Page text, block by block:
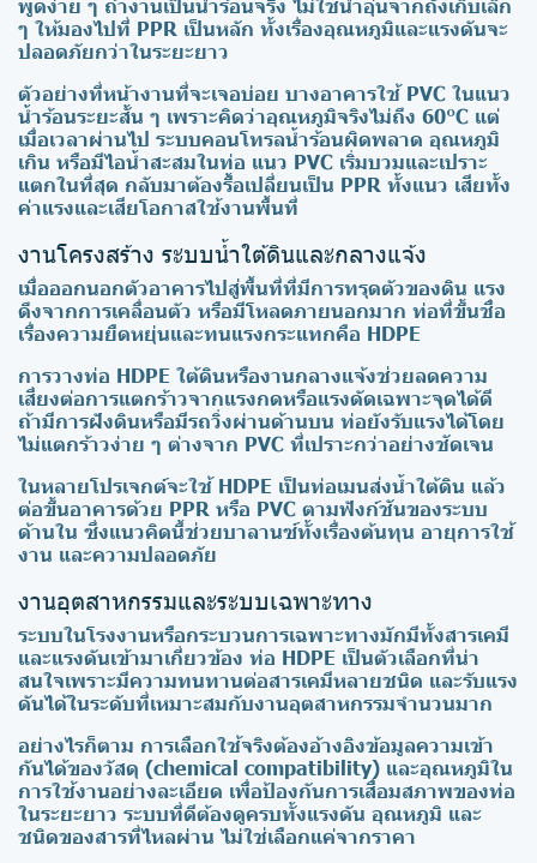
ๆ ให้มองไปที่ PPR เป็นหลัก ทั้งเรื่องอุณหภูมิและแรงดันจะ
ปลอดภัยกว่าในระยะยาว
ตัวอย่างที่หน้างานที่จะเจอบ่อย บางอาคารใช้ PVC ในแนว
น้ำร้อนระยะสั้น ๆ เพราะคิดว่าอุณหภูมิจริงไม่ถึง 60°C แต่
เมื่อเวลาผ่านไป ระบบคอนโทรลน้ำร้อนผิดพลาด อุณหภูมิ
เกิน หรือมีไอน้ำสะสมในท่อ แนว PVC เริ่มบวมและเปราะ
แตกในที่สุด กลับมาต้องรื้อเปลี่ยนเป็น PPR ทั้งแนว เสียทั้ง
ค่าแรงและเสียโอกาสใช้งานพื้นที่
งานโครงสร้าง ระบบน้ำใต้ดินและกลางแจ้ง
เมื่อออกนอกตัวอาคารไปสู่พื้นที่ที่มีการทรุดตัวของดิน แรง
ดึงจากการเคลื่อนตัว หรือมีโหลดภายนอกมาก ท่อที่ขึ้นชื่อ
เรื่องความยืดหยุ่นและทนแรงกระแทกคือ HDPE
การวางท่อ HDPE ใต้ดินหรืองานกลางแจ้งช่วยลดความ
เสี่ยงต่อการแตกร้าวจากแรงกดหรือแรงดัดเฉพาะจุดได้ดี
ถ้ามีการฝังดินหรือมีรถวิ่งผ่านด้านบน ท่อยังรับแรงได้โดย
ไม่แตกร้าวง่าย ๆ ต่างจาก PVC ที่เปราะกว่าอย่างชัดเจน
ในหลายโปรเจกต์จะใช้ HDPE เป็นท่อเมนส่งน้ำใต้ดิน แล้ว
ต่อขึ้นอาคารด้วย PPR หรือ PVC ตามฟังก์ชันของระบบ
ด้านใน ซึ่งแนวคิดนี้ช่วยบาลานซ์ทั้งเรื่องต้นทุน อายุการใช้
งาน และความปลอดภัย
งานอุตสาหกรรมและระบบเฉพาะทาง
ระบบในโรงงานหรือกระบวนการเฉพาะทางมักมีทั้งสารเคมี
และแรงดันเข้ามาเกี่ยวข้อง ท่อ HDPE เป็นตัวเลือกที่น่า
สนใจเพราะมีความทนทานต่อสารเคมีหลายชนิด และรับแรง
ดันได้ในระดับที่เหมาะสมกับงานอุตสาหกรรมจำนวนมาก
อย่างไรก็ตาม การเลือกใช้จริงต้องอ้างอิงข้อมูลความเข้า
กันได้ของวัสดุ (chemical compatibility) และอุณหภูมิใน
การใช้งานอย่างละเอียด เพื่อป้องกันการเสื่อมสภาพของท่อ
ในระยะยาว ระบบที่ดีต้องดูครบทั้งแรงดัน อุณหภูมิ และ
ชนิดของสารที่ไหลผ่าน ไม่ใช่เลือกแค่จากราคา